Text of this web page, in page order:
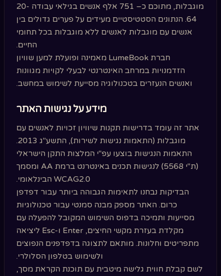
מוגבלות, מתוכם כ– 751 אלף אנשים בגילאי עבודה 20-
64. הנתונים הסטטיסטיים מעידים על פערים גדולים בין
אנשים עם מוגבלות לאנשים ללא מוגבלות בכל תחומי
החיים.
חברת LumeBook מאמינה ופועלת למען שוויון
הזדמנויות במרחב האינטרנטי לבעלי לקויות מגוונות
ואנשים הנעזרים בטכנולוגיה מסייעת לשימוש במחשב.
מידע על נגישות האתר
אתר זה עומד בדרישות תקנות שיוויון זכויות לאנשים עם
מוגבלות (התאמות נגישות לשירות), התשע"ג 2013.
התאמות הנגישות בוצעו עפ"י המלצות התקן הישראלי
(ת"י 5568) לנגישות תכנים באינטרנט ברמת AA ומסמך
WCAG2.0 הבינלאומי.
הבדיקות נבחנו לתאימות הגבוהה ביותר עבור דפדפן
כרום. האתר מספק מבנה סמנטי עבור טכנולוגיות
מסייעות ותמיכה בדפוס השימוש המקובל להפעלה עם
מקלדת בעזרת מקשי החיצים, Enter ו-Esc ליציאה
מתפריטים וחלונות. מותאם לתצוגה בדפדפנים הנפוצים
ולשימוש בטלפון הסלולרי.
לשם קבלת חווית גלישה מיטבית עם תוכנת הקראת מסך,